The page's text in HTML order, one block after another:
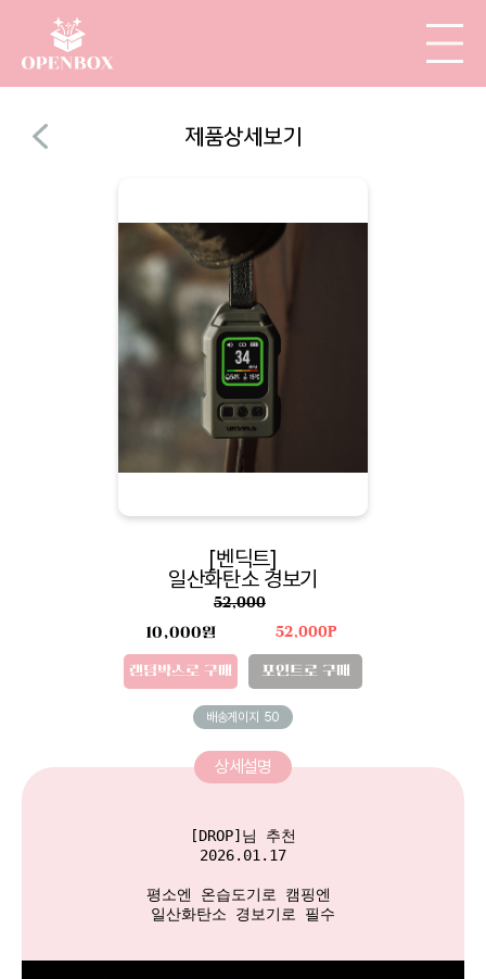
제품상세보기
[벤딕트]
일산화탄소 경보기
52,000
10,000원
랜덤박스로 구매
52,000P
포인트로 구매
배송게이지 50
상세설명
[DROP]님 추천
2026.01.17
평소엔 온습도기로 캠핑엔
일산화탄소 경보기로 필수